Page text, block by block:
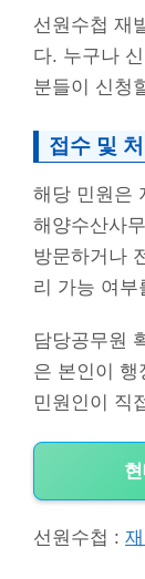
선원수첩 재
다. 누구나
분들이 신청
접수 및
해당 민원은
해양수산사
방문하거나
리 가능 여부
담당공무원
은 본인이 행
민원인이 직
선원수첩 :